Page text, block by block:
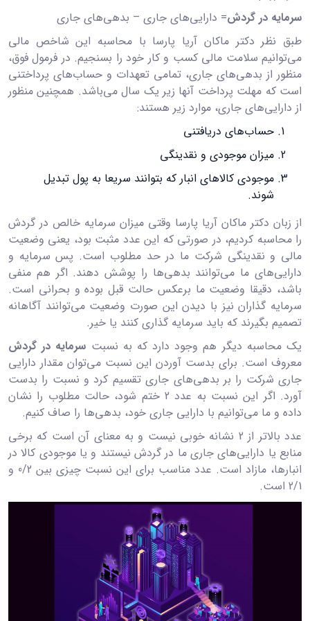
سرمایه در گردش= دارایی‌های جاری – بدهی‌های جاری
طبق نظر دکتر ماکان آریا پارسا با محاسبه این شاخص مالی
می‌توانیم سلامت مالی کسب و کار خود را بسنجیم. در فرمول فوق،
منظور از بدهی‌های جاری، تمامی تعهدات و حساب‌های پرداختنی
است که مهلت پرداخت آنها زیر یک سال می‌باشد. همچنین منظور
از دارایی‌های جاری، موارد زیر هستند:
حساب‌های دریافتنی
میزان موجودی و نقدینگی
موجودی کالاهای انبار که بتوانند سریعا به پول تبدیل
شوند.
از زبان دکتر ماکان آریا پارسا وقتی میزان سرمایه خالص در گردش
را محاسبه کردیم، در صورتی که این عدد مثبت بود، یعنی وضعیت
مالی و نقدینگی شرکت ما در حد مطلوب است. پس سرمایه و
دارایی‌های ما می‌توانند بدهی‌ها را پوشش دهند. اگر هم منفی
باشد، دقیقا وضعیت ما برعکس حالت قبل بوده و بحرانی است.
سرمایه گذاران نیز با دیدن این صورت وضعیت می‌توانند آگاهانه
تصمیم بگیرند که باید سرمایه گذاری کنند یا خیر.
یک محاسبه دیگر هم وجود دارد که به نسبت سرمایه در گردش
معروف است. برای بدست آوردن این نسبت می‌توان مقدار دارایی
جاری شرکت را بر بدهی‌های جاری تقسیم کرد و نسبت را بدست
آورد. اگر این نسبت به عدد 2 ختم شود، حالت مطلوب را نشان
داده و ما می‌توانیم با دارایی جاری خود، بدهی‌ها را صاف کنیم.
عدد بالاتر از 2 نشانه خوبی نیست و به معنای آن است که برخی
منابع یا دارایی‌های جاری ما در گردش نیستند و یا موجودی کالا در
انبارها، مازاد است. عدد مناسب برای این نسبت چیزی بین 0/2 و
2/1 است.